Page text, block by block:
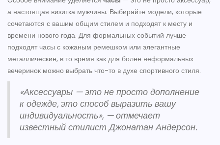
а настоящая визитка мужчины. Выбирайте модели, которые
сочетаются с вашим общим стилем и подходят к месту и
времени нового года. Для формальных событий лучше
подходят часы с кожаным ремешком или элегантные
металлические, в то время как для более неформальных
вечеринок можно выбрать что-то в духе спортивного стиля.
«Аксессуары — это не просто дополнение
к одежде, это способ выразить вашу
индивидуальность», — отмечает
известный стилист Джонатан Андерсон.